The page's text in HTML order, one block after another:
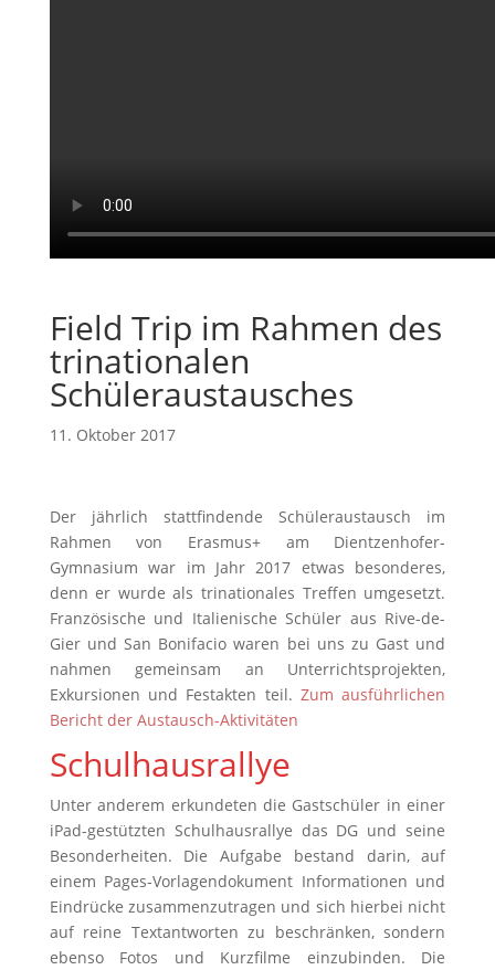
Field Trip im Rahmen des
trinationalen
Schüleraustausches
11. Oktober 2017
Der jährlich stattfindende Schüleraustausch im
Rahmen von Erasmus+ am Dientzenhofer-
Gymnasium war im Jahr 2017 etwas besonderes,
denn er wurde als trinationales Treffen umgesetzt.
Französische und Italienische Schüler aus Rive-de-
Gier und San Bonifacio waren bei uns zu Gast und
nahmen gemeinsam an Unterrichtsprojekten,
Exkursionen und Festakten teil. Zum ausführlichen
Bericht der Austausch-Aktivitäten
Schulhausrallye
Unter anderem erkundeten die Gastschüler in einer
iPad-gestützten Schulhausrallye das DG und seine
Besonderheiten. Die Aufgabe bestand darin, auf
einem Pages-Vorlagendokument Informationen und
Eindrücke zusammenzutragen und sich hierbei nicht
auf reine Textantworten zu beschränken, sondern
ebenso Fotos und Kurzfilme einzubinden. Die